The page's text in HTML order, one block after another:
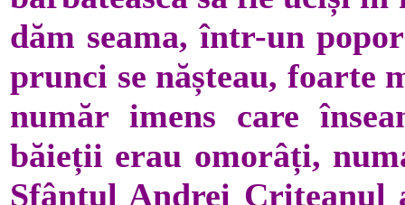
dăm seama, într-un
prunci se nășteau, foarte
număr imens care
băieții erau omorâți,
Sfântul Andrei Criteanul